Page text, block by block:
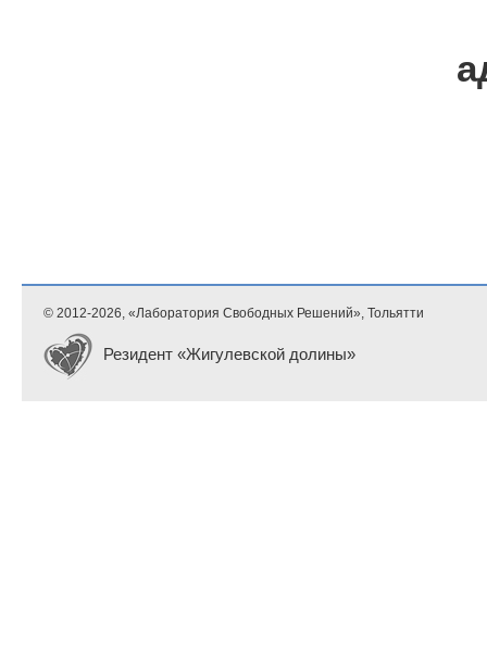
© 2012-2026, «Лаборатория Свободных Решений», Тольятти
Резидент «Жигулевской долины»